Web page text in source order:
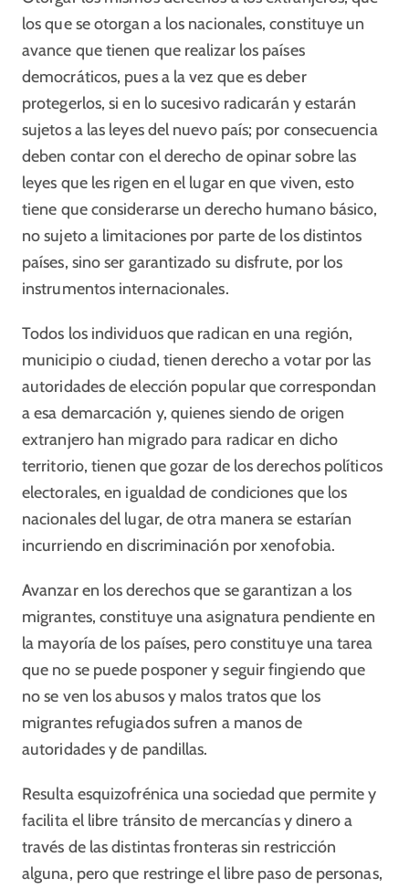
los que se otorgan a los nacionales, constituye un
avance que tienen que realizar los países
democráticos, pues a la vez que es deber
protegerlos, si en lo sucesivo radicarán y estarán
sujetos a las leyes del nuevo país; por consecuencia
deben contar con el derecho de opinar sobre las
leyes que les rigen en el lugar en que viven, esto
tiene que considerarse un derecho humano básico,
no sujeto a limitaciones por parte de los distintos
países, sino ser garantizado su disfrute, por los
instrumentos internacionales.
Todos los individuos que radican en una región,
municipio o ciudad, tienen derecho a votar por las
autoridades de elección popular que correspondan
a esa demarcación y, quienes siendo de origen
extranjero han migrado para radicar en dicho
territorio, tienen que gozar de los derechos políticos
electorales, en igualdad de condiciones que los
nacionales del lugar, de otra manera se estarían
incurriendo en discriminación por xenofobia.
Avanzar en los derechos que se garantizan a los
migrantes, constituye una asignatura pendiente en
la mayoría de los países, pero constituye una tarea
que no se puede posponer y seguir fingiendo que
no se ven los abusos y malos tratos que los
migrantes refugiados sufren a manos de
autoridades y de pandillas.
Resulta esquizofrénica una sociedad que permite y
facilita el libre tránsito de mercancías y dinero a
través de las distintas fronteras sin restricción
alguna, pero que restringe el libre paso de personas,